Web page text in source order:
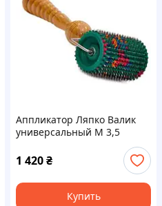
Аппликатор Ляпко Валик
универсальный М 3,5
1 420₴
Купить